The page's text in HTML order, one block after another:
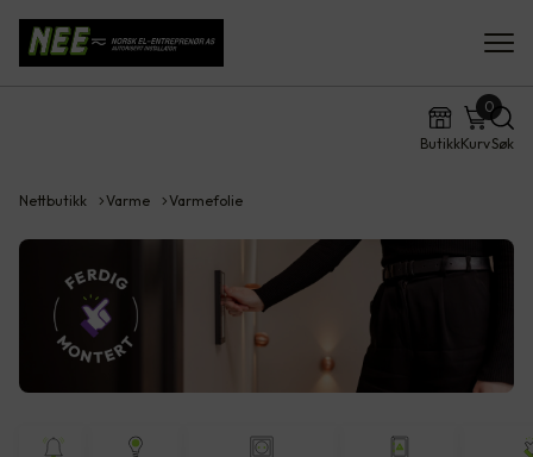
ButikkKurv
0
Søk
Nettbutikk Varme Varmefolie